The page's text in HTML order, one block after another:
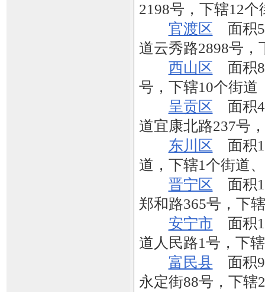
2198号，下辖12个
官渡区 面积
道云秀路2898号，
西山区 面积
号，下辖10个街道
呈贡区 面积
道宜康北路237号
东川区 面积
道，下辖1个街道
晋宁区 面积
郑和路365号，下
安宁市 面积
道人民路1号，下辖
富民县 面积
永定街88号，下辖